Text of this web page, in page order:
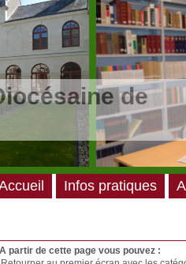
de
A partir de cette page vous pouvez :
Infos pratiques